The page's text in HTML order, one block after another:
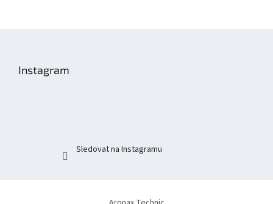
Instagram
Sledovat na Instagramu